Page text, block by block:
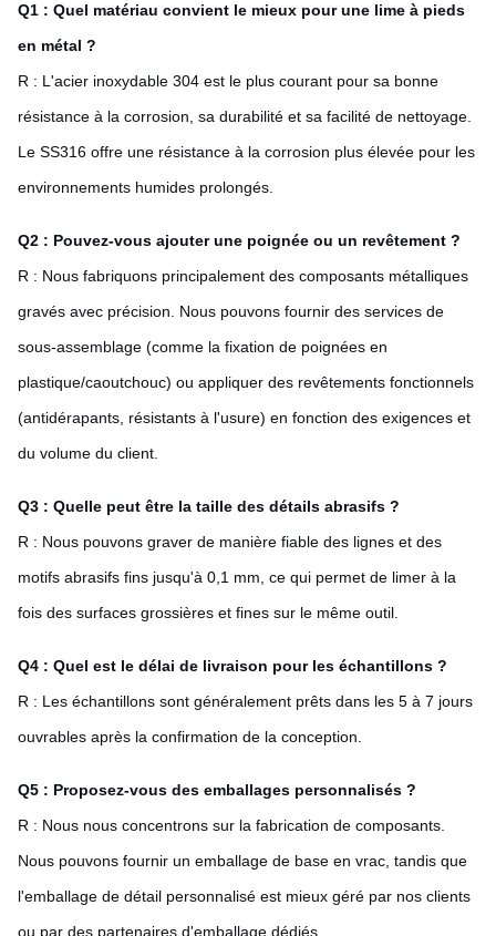
Q1 : Quel matériau convient le mieux pour une lime à pieds
en métal ?
R : L'acier inoxydable 304 est le plus courant pour sa bonne
résistance à la corrosion, sa durabilité et sa facilité de nettoyage.
Le SS316 offre une résistance à la corrosion plus élevée pour les
environnements humides prolongés.
Q2 : Pouvez-vous ajouter une poignée ou un revêtement ?
R : Nous fabriquons principalement des composants métalliques
gravés avec précision. Nous pouvons fournir des services de
sous-assemblage (comme la fixation de poignées en
plastique/caoutchouc) ou appliquer des revêtements fonctionnels
(antidérapants, résistants à l'usure) en fonction des exigences et
du volume du client.
Q3 : Quelle peut être la taille des détails abrasifs ?
R : Nous pouvons graver de manière fiable des lignes et des
motifs abrasifs fins jusqu'à 0,1 mm, ce qui permet de limer à la
fois des surfaces grossières et fines sur le même outil.
Q4 : Quel est le délai de livraison pour les échantillons ?
R : Les échantillons sont généralement prêts dans les 5 à 7 jours
ouvrables après la confirmation de la conception.
Q5 : Proposez-vous des emballages personnalisés ?
R : Nous nous concentrons sur la fabrication de composants.
Nous pouvons fournir un emballage de base en vrac, tandis que
l'emballage de détail personnalisé est mieux géré par nos clients
ou par des partenaires d'emballage dédiés.